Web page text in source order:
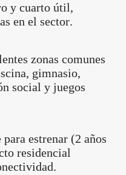
y cuarto útil,
en el sector.
zonas comunes
gimnasio,
social y juegos
estrenar (2 años
residencial